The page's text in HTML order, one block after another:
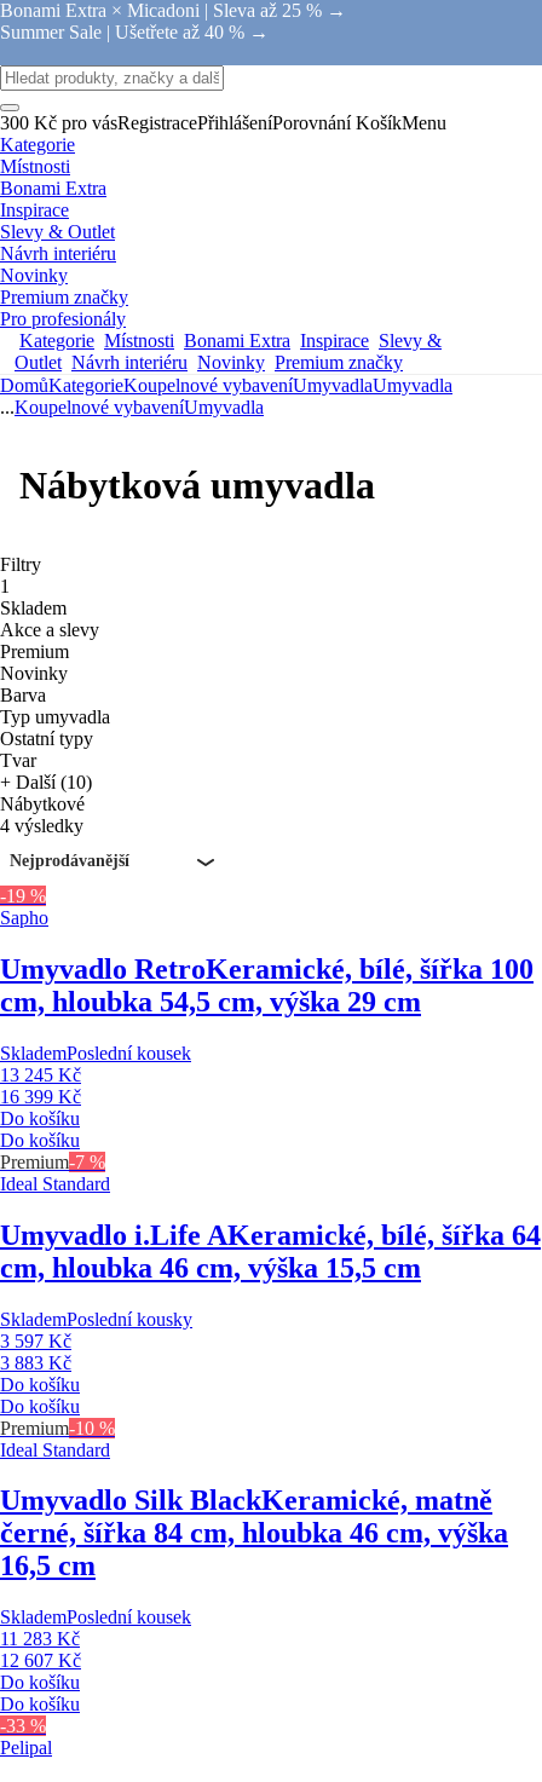
Bonami Extra × Micadoni | Sleva až 25 % →
Summer Sale | Ušetřete až 40 % →
300 Kč pro vásRegistracePřihlášeníPorovnání KošíkMenu
Kategorie
Místnosti
Bonami Extra
Inspirace
Slevy & Outlet
Návrh interiéru
Novinky
Premium značky
Pro profesionály
Kategorie Místnosti Bonami Extra Inspirace Slevy &
Outlet Návrh interiéru Novinky Premium značky
DomůKategorieKoupelnové vybaveníUmyvadlaUmyvadla
...Koupelnové vybaveníUmyvadla
Nábytková umyvadla
Filtry
1
Skladem
Akce a slevy
Premium
Novinky
Barva
Typ umyvadla
Ostatní typy
Tvar
+ Další (10)
Nábytkové
4 výsledky
Nejprodávanější
-19 %
Sapho
Umyvadlo RetroKeramické, bílé, šířka 100
cm, hloubka 54,5 cm, výška 29 cm
SklademPoslední kousek
13 245 Kč
16 399 Kč
Do košíku
Do košíku
Premium-7 %
Ideal Standard
Umyvadlo i.Life AKeramické, bílé, šířka 64
cm, hloubka 46 cm, výška 15,5 cm
SklademPoslední kousky
3 597 Kč
3 883 Kč
Do košíku
Do košíku
Premium-10 %
Ideal Standard
Umyvadlo Silk BlackKeramické, matně
černé, šířka 84 cm, hloubka 46 cm, výška
16,5 cm
SklademPoslední kousek
11 283 Kč
12 607 Kč
Do košíku
Do košíku
-33 %
Pelipal